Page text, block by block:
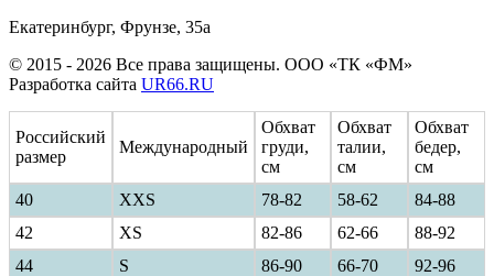
Екатеринбург, Фрунзе, 35а
© 2015 - 2026 Все права защищены. ООО «ТК «ФМ»
Разработка сайта UR66.RU
Российский
размер
Международный
Обхват
груди,
см
Обхват
талии,
см
Обхват
бедер,
см
40
ХXS 78-82 58-62
84-88
42
XS 82-86 62-66
88-92
44
S 86-90 66-70
92-96